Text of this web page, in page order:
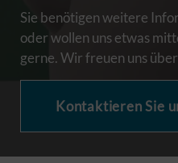
Sie benötigen weitere
oder wollen uns etwas
gerne. Wir freuen uns
Kontaktieren Sie